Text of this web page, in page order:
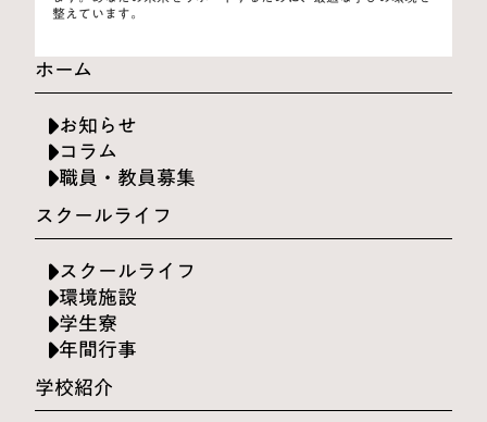
整えています。
ホーム
お知らせ
コラム
職員・教員募集
スクールライフ
スクールライフ
環境施設
学生寮
年間行事
学校紹介